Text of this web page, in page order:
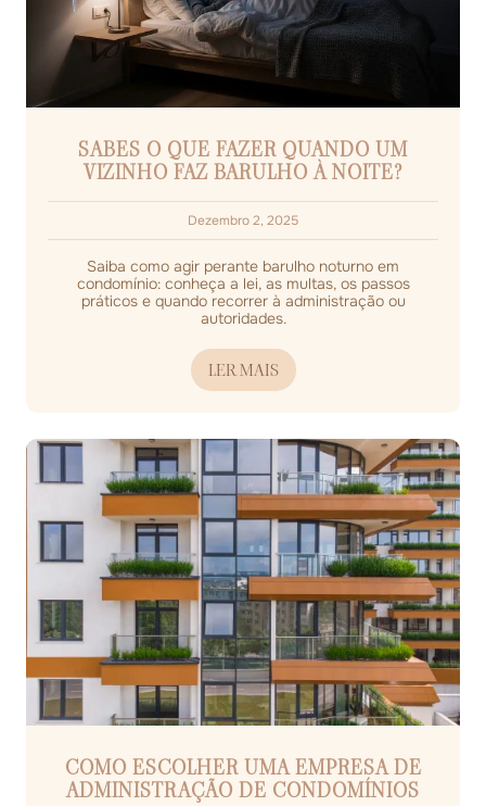
SABES O QUE FAZER QUANDO UM
VIZINHO FAZ BARULHO À NOITE?
Dezembro 2, 2025
Saiba como agir perante barulho noturno em
condomínio: conheça a lei, as multas, os passos
práticos e quando recorrer à administração ou
autoridades.
LER MAIS
COMO ESCOLHER UMA EMPRESA DE
ADMINISTRAÇÃO DE CONDOMÍNIOS